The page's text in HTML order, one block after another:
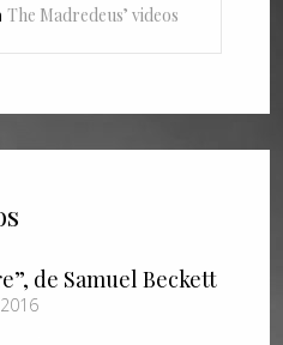
The Madredeus’ videos
de Samuel Beckett